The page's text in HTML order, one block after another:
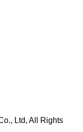
Ltd, All Rights